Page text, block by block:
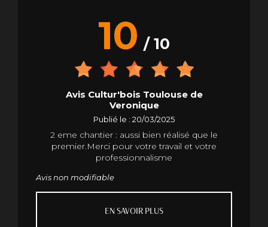
10 / 10
Avis Cultur'bois Toulouse de
Veronique
Publié le : 20/03/2025
2 eme chantier : aussi bien réalisé que le
premier.Merci pour votre travail et votre
professionnalisme
Avis non modifiable
EN SAVOIR PLUS